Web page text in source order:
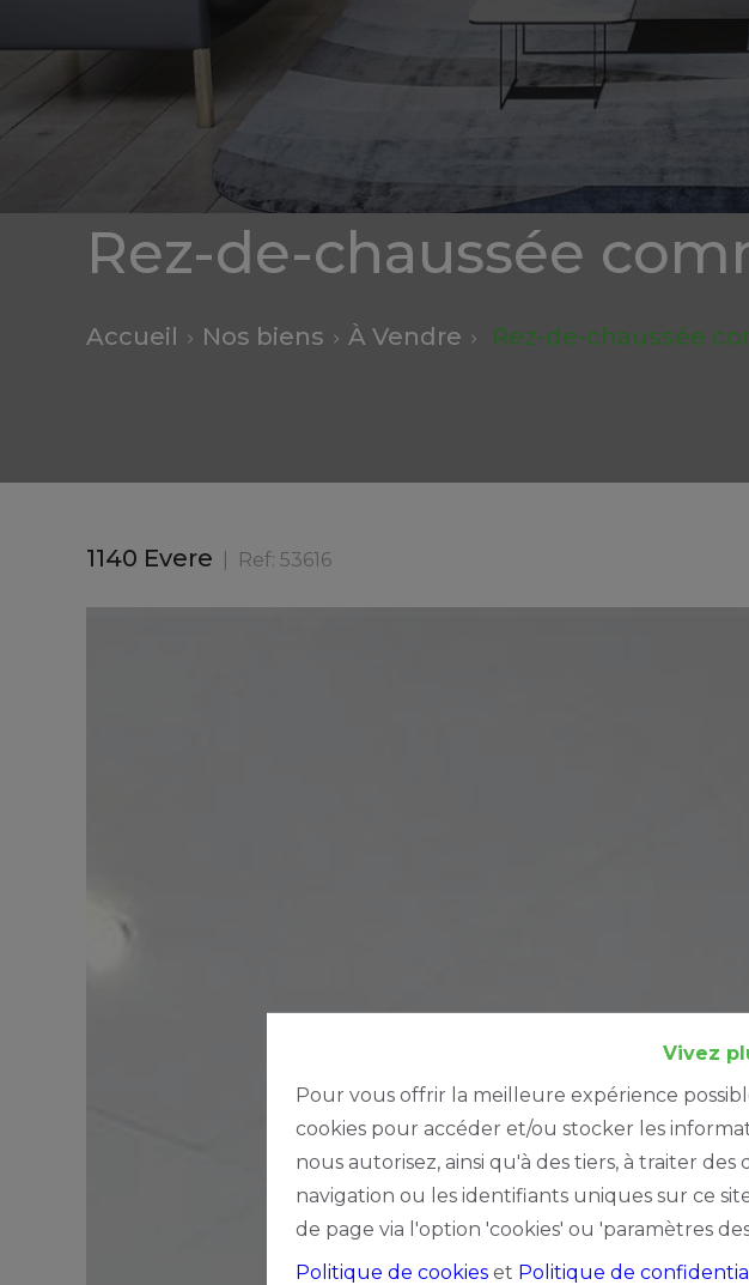
Vivez
Pour vous offrir la meilleure expérience
cookies pour accéder et/ou stocker les
nous autorisez, ainsi qu'à des tiers, à traiter
navigation ou les identifiants uniques sur ce
de page via l'option 'cookies' ou 'paramètres
Politique de cookies et Politique de
Rez-de-chaussée
Accueil Nos biens À Vendre Rez-de-chaussée
1140 Evere Ref: 53616